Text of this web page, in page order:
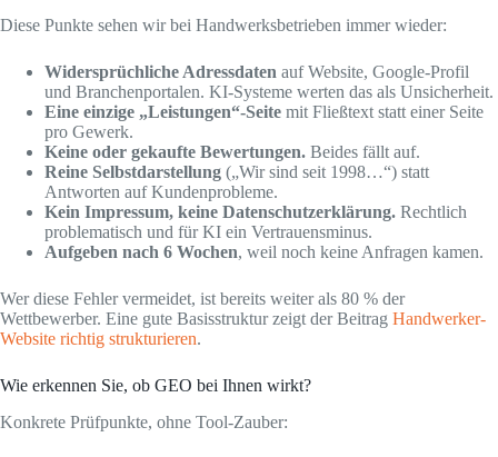
Diese Punkte sehen wir bei Handwerksbetrieben immer wieder:
Widersprüchliche Adressdaten auf Website, Google-Profil
und Branchenportalen. KI-Systeme werten das als Unsicherheit.
Eine einzige „Leistungen“-Seite mit Fließtext statt einer Seite
pro Gewerk.
Keine oder gekaufte Bewertungen. Beides fällt auf.
Reine Selbstdarstellung („Wir sind seit 1998…“) statt
Antworten auf Kundenprobleme.
Kein Impressum, keine Datenschutzerklärung. Rechtlich
problematisch und für KI ein Vertrauensminus.
Aufgeben nach 6 Wochen, weil noch keine Anfragen kamen.
Wer diese Fehler vermeidet, ist bereits weiter als 80 % der
Wettbewerber. Eine gute Basisstruktur zeigt der Beitrag Handwerker-
Website richtig strukturieren.
Wie erkennen Sie, ob GEO bei Ihnen wirkt?
Konkrete Prüfpunkte, ohne Tool-Zauber: